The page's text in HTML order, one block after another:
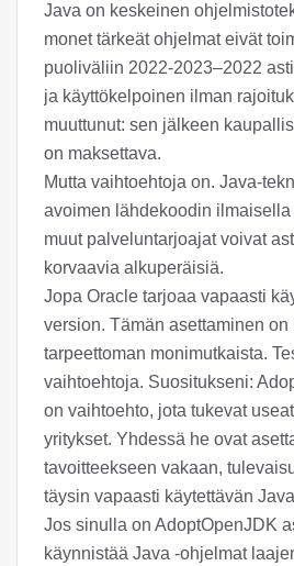
Java on keskeinen
monet tärkeät ohjelmat eivät
puoliväliin 2022-2023–2022
ja käyttökelpoinen ilman
muuttunut: sen jälkeen
on maksettava.
Mutta vaihtoehtoja on. Java-
avoimen lähdekoodin
muut palveluntarjoajat voivat
korvaavia alkuperäisiä.
Jopa Oracle tarjoaa vapaasti
version. Tämän asettaminen on
tarpeettoman monimutkaista.
vaihtoehtoja. Suositukseni:
on vaihtoehto, jota tukevat
yritykset. Yhdessä he ovat
tavoitteekseen vakaan,
täysin vapaasti käytettävän
Jos sinulla on AdoptOpenJDK
käynnistää Java -ohjelmat